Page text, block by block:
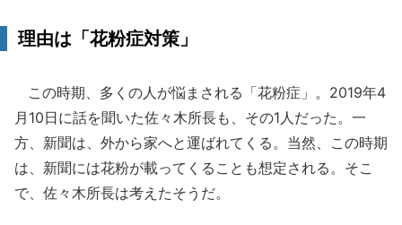
理由は「花粉症対策」
この時期、多くの人が悩まされる「花粉症」。2019年4
月10日に話を聞いた佐々木所長も、その1人だった。一
方、新聞は、外から家へと運ばれてくる。当然、この時期
は、新聞には花粉が載ってくることも想定される。そこ
で、佐々木所長は考えたそうだ。